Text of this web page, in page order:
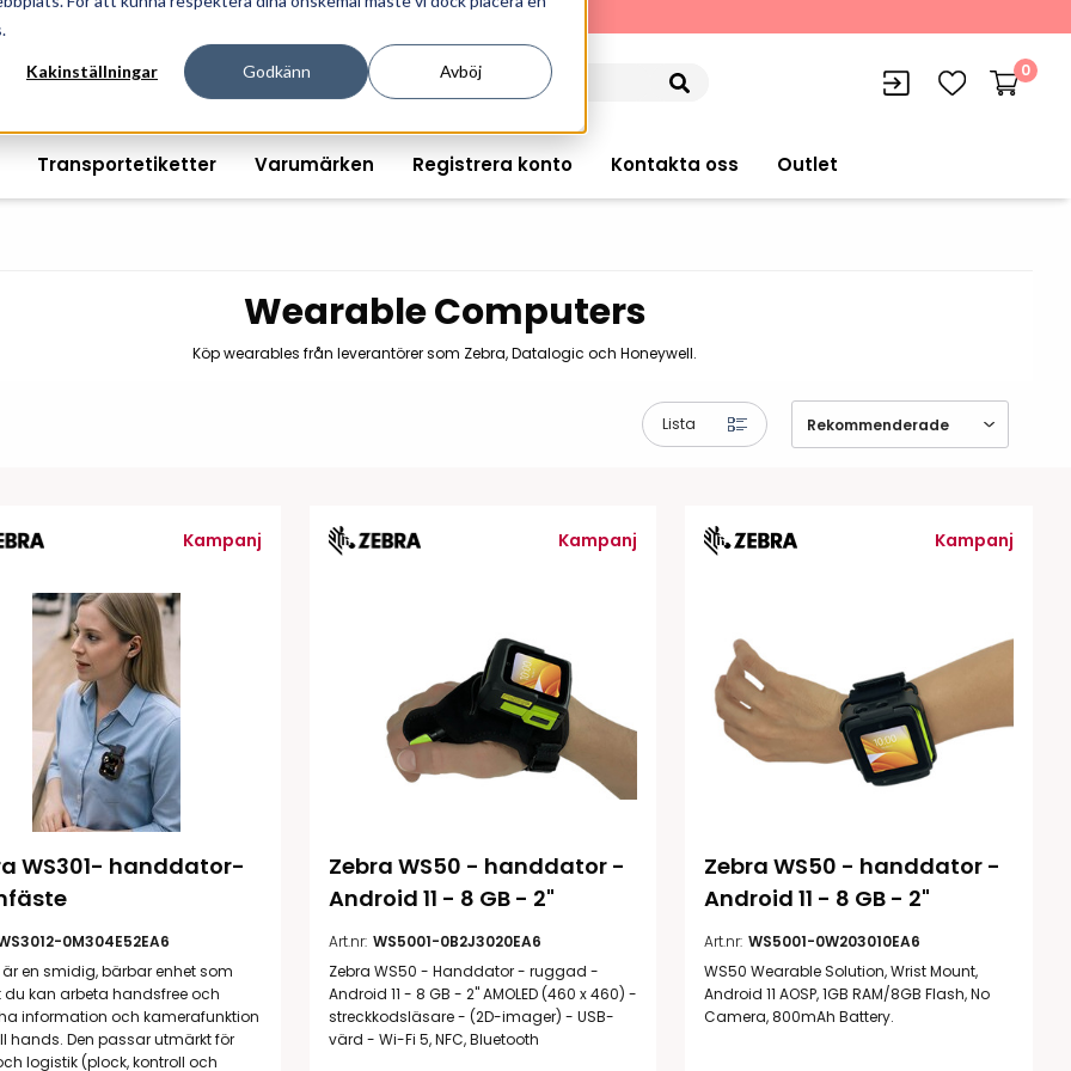
Kakinställningar Godkänn Avböj
för professionell informationshantering och märkning
0
Tillbehör streckkodsläsare
Handdatorer
Wearable Computers
Ruggade plattor
Mobile Device Management
(MDM)
Paketlösningar
Outlet-handdatorer
Outlet-skrivare
Outlet-
streckkodsläsare
VISITIQ: Besökssystem
WMSIQ: Lagersystem
(WMS)
Räkna ut EAN kontrollsiffran
Lager och logistikprogram
Rondering och verifiering
Transportetiketter Varumärken Registrera konto Kontakta oss Outlet
Wearable Computers
Köp wearables från leverantörer som Zebra, Datalogic och Honeywell.
Lista
Kampanj
WS301- handdator-
0M304E52EA6
är en smidig, bärbar enhet som
du kan arbeta handsfree och
information och kamerafunktion
hands. Den passar utmärkt för
logistik (plock, kontroll och
Kampanj
Zebra WS50 - handdator -
Android 11 - 8 GB - 2"
Art.nr: WS5001-0B2J3020EA6
Zebra WS50 - Handdator - ruggad -
Android 11 - 8 GB - 2" AMOLED (460 x 460) -
streckkodsläsare - (2D-imager) - USB-
värd - Wi-Fi 5, NFC, Bluetooth
Kampanj
Zebra WS50 - handdator -
Android 11 - 8 GB - 2"
Art.nr: WS5001-0W203010EA6
WS50 Wearable Solution, Wrist Mount,
Android 11 AOSP, 1GB RAM/8GB Flash, No
Camera, 800mAh Battery.